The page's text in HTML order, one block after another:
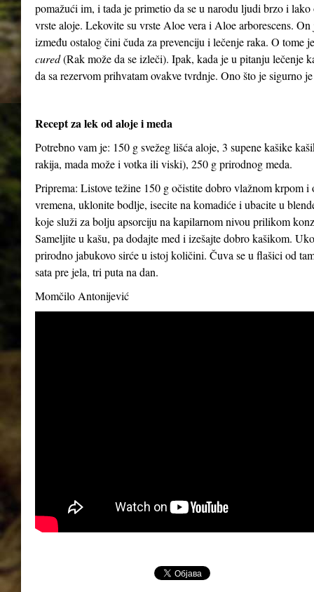
pomažući im, i tada je primetio da se u narodu ljudi brzo i
vrste aloje. Lekovite su vrste Aloe vera i Aloe arborescens.
između ostalog čini čuda za prevenciju i lečenje raka. O
cured(Rak može da se izleči). Ipak, kada je u pitanju lečenje
da sa rezervom prihvatam ovakve tvrdnje. Ono što je sigurno
Recept za lek od aloje i meda
Potrebno vam je: 150 g svežeg lišća aloje, 3 supene kašike
rakija, mada može i votka ili viski), 250 g prirodnog meda.
Priprema: Listove težine 150 g očistite dobro vlažnom krpom
vremena, uklonite bodlje, isecite na komadiće i ubacite u
koje služi za bolju apsorciju na kapilarnom nivou prilikom
Sameljite u kašu, pa dodajte med i izešajte dobro kašikom.
prirodno jabukovo sirće u istoj količini. Čuva se u flašici od
sata pre jela, tri puta na dan.
Momčilo Antonijević